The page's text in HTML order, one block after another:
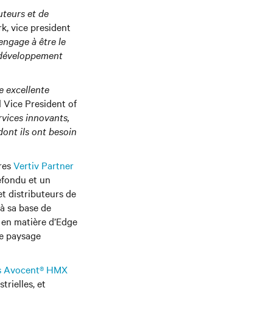
et de
vice president
à être le
excellente
Vice President of
innovants,
ils ont besoin
Vertiv Partner
et un
distributeurs de
sa base de
matière d’Edge
paysage
Avocent® HMX
et